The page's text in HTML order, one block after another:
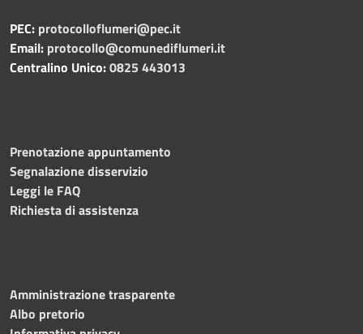
PEC: protocolloflumeri@pec.it
Email: protocollo@comunediflumeri.it
Centralino Unico:0825 443013
Prenotazione appuntamento
Segnalazione disservizio
Leggi le FAQ
Richiesta di assistenza
Amministrazione trasparente
Albo pretorio